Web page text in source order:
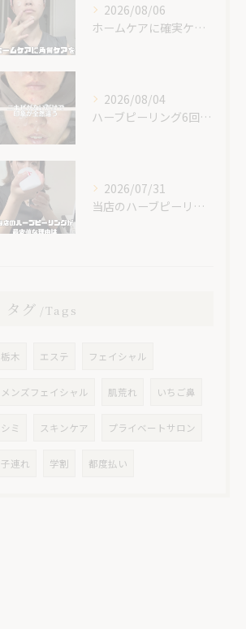
2026/08/06
ホームケアに確実ケアを入れてみて😊✨
2026/08/04
ハーブピーリング6回での素晴らしい変化です！
2026/07/31
当店のハーブピーリングが最安値な理由🌿
タグ Tags
栃木 エステ フェイシャル
メンズフェイシャル 肌荒れ いちご鼻
シミ スキンケア プライベートサロン
子連れ 学割 都度払い